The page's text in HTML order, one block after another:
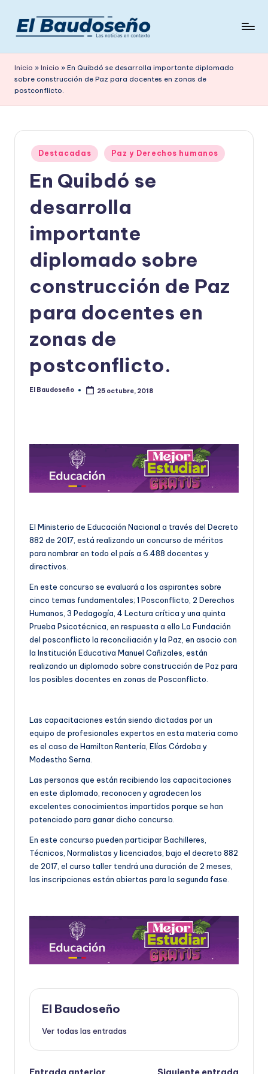
Saltar
contenido
e
ri
ó
d
en
contexto
Inicio » Inicio » En Quibdó se desarrolla importante diplomado
sobre construcción de Paz para docentes en zonas de
postconflicto.
Publicado
en
Destacadas Paz y Derechos humanos
En Quibdó se
desarrolla
importante
diplomado sobre
construcción de Paz
para docentes en
zonas de
postconflicto.
Publicado
El Baudoseño 25 octubre, 2018
El Ministerio de Educación Nacional a través del Decreto
882 de 2017, está realizando un concurso de méritos
para nombrar en todo el país a 6.488 docentes y
directivos.
En este concurso se evaluará a los aspirantes sobre
cinco temas fundamentales; 1 Posconflicto, 2 Derechos
Humanos, 3 Pedagogía, 4 Lectura crítica y una quinta
Prueba Psicotécnica, en respuesta a ello La Fundación
del posconflicto la reconciliación y la Paz, en asocio con
la Institución Educativa Manuel Cañizales, están
realizando un diplomado sobre construcción de Paz para
los posibles docentes en zonas de Posconflicto.
Las capacitaciones están siendo dictadas por un
equipo de profesionales expertos en esta materia como
es el caso de Hamilton Rentería, Elías Córdoba y
Modestho Serna.
Las personas que están recibiendo las capacitaciones
en este diplomado, reconocen y agradecen los
excelentes conocimientos impartidos porque se han
potenciado para ganar dicho concurso.
En este concurso pueden participar Bachilleres,
Técnicos, Normalistas y licenciados, bajo el decreto 882
de 2017, el curso taller tendrá una duración de 2 meses,
las inscripciones están abiertas para la segunda fase.
El Baudoseño
Ver todas las entradas